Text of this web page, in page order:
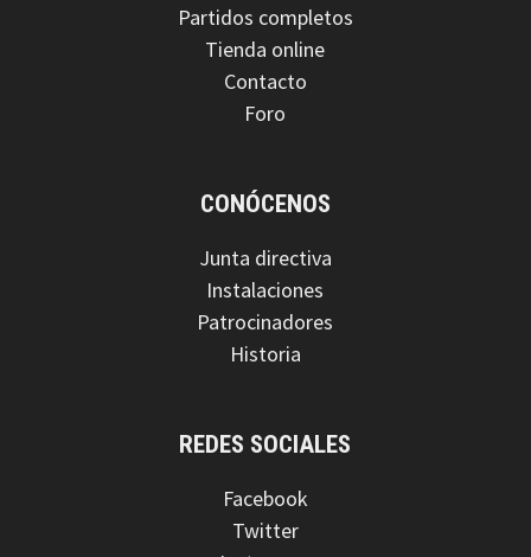
Partidos completos
Tienda online
Contacto
Foro
CONÓCENOS
Junta directiva
Instalaciones
Patrocinadores
Historia
REDES SOCIALES
Facebook
Twitter